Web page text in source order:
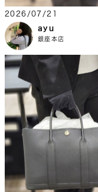
2026/07/21
ayu
銀座本店